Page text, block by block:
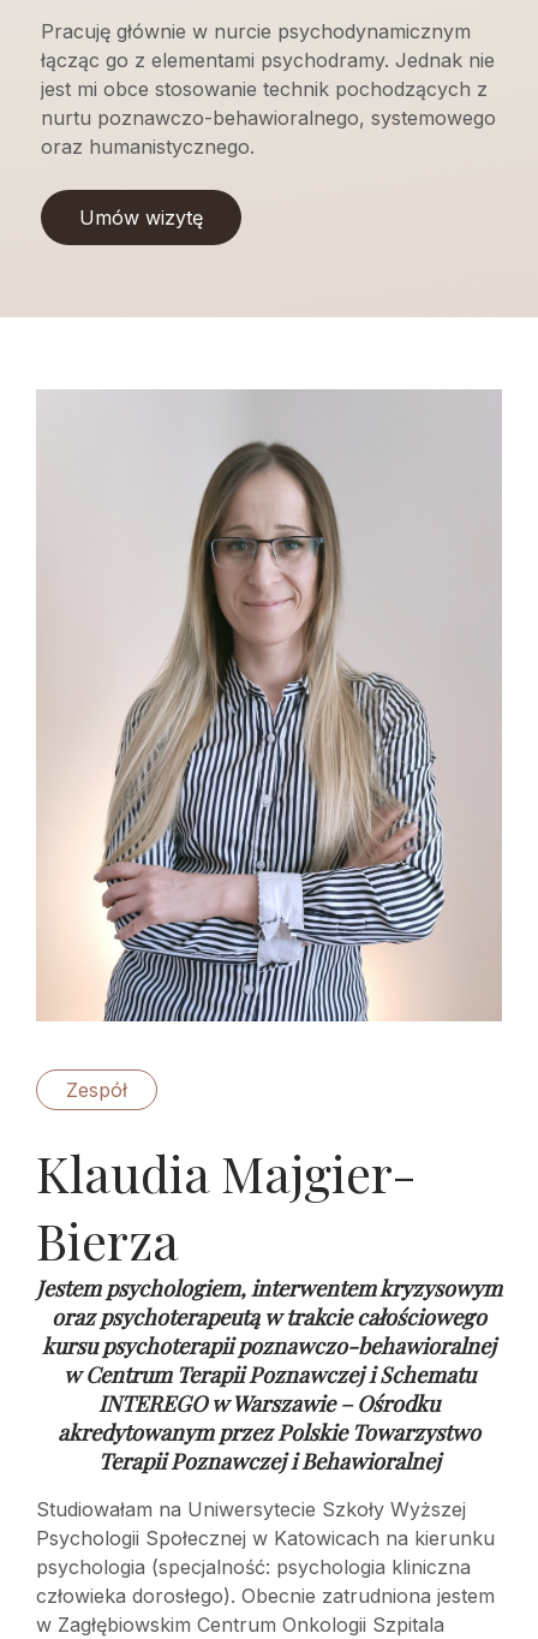
Pracuję głównie w nurcie psychodynamicznym
łącząc go z elementami psychodramy. Jednak nie
jest mi obce stosowanie technik pochodzących z
nurtu poznawczo-behawioralnego, systemowego
oraz humanistycznego.
Umów wizytę
Zespół
Klaudia Majgier-
Bierza
Jestem psychologiem, interwentem kryzysowym
oraz psychoterapeutą w trakcie całościowego
kursu psychoterapii poznawczo-behawioralnej
wCentrum Terapii Poznawczej i Schematu
INTEREGO w Warszawie – Ośrodku
akredytowanym przez Polskie Towarzystwo
Terapii Poznawczej i Behawioralnej
Studiowałam na Uniwersytecie Szkoły Wyższej
Psychologii Społecznej w Katowicach na kierunku
psychologia (specjalność: psychologia kliniczna
człowieka dorosłego). Obecnie zatrudniona jestem
w Zagłębiowskim Centrum Onkologii Szpitala